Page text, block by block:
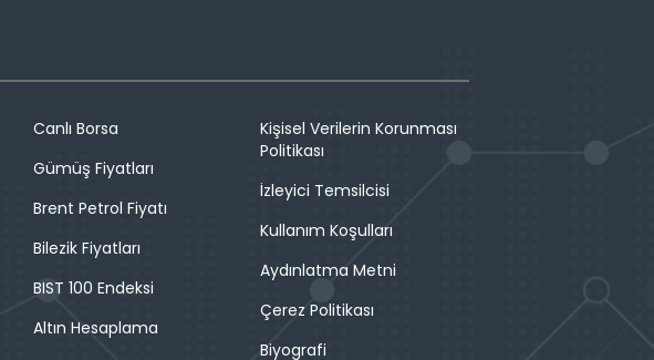
Canlı Borsa
Gümüş Fiyatları
Brent Petrol Fiyatı
Bilezik Fiyatları
BIST 100 Endeksi
Altın Hesaplama
Kişisel Verilerin Korunması
Politikası
İzleyici Temsilcisi
Kullanım Koşulları
Aydınlatma Metni
Çerez Politikası
Biyografi